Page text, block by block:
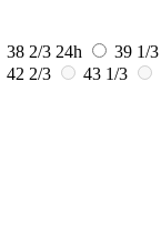
38 2/3 24h
39 1/3
42 2/3
43 1/3